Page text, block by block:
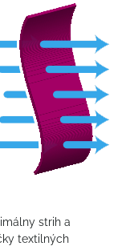
strih a
textilných